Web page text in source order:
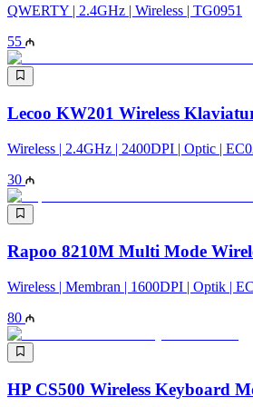
QWERTY | 2.4GHz | Wireless | TG0951
55
Lecoo KW201 Wireless
Wireless | 2.4GHz | 2400DPI | Optic |
30
Rapoo 8210M Multi Mode
Wireless | Membran | 1600DPI | Optik |
80
HP CS500 Wireless Keyboard